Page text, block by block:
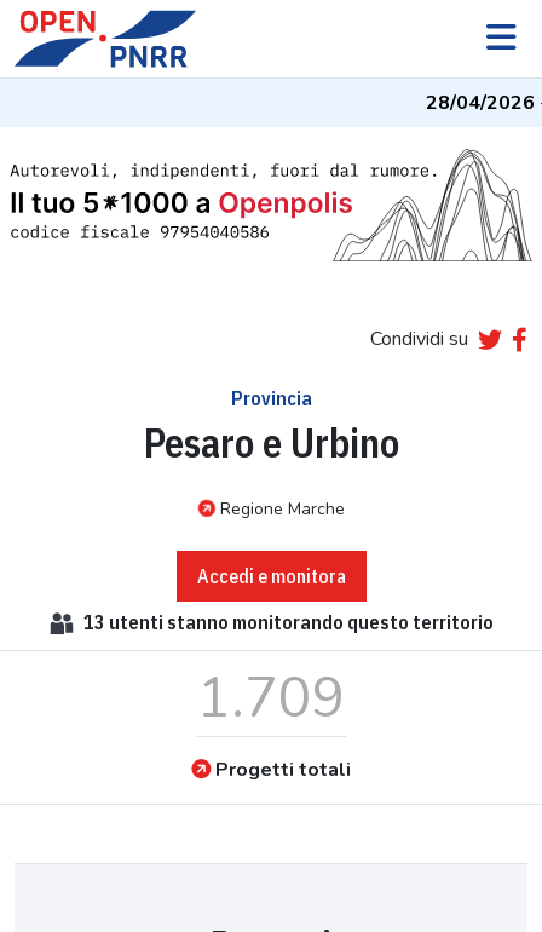
28/04/2026- I
Condividi su
Provincia
Pesaro e Urbino
Regione Marche
Accedi e monitora
13 utenti stanno monitorando questo territorio
1.709
Progetti totali